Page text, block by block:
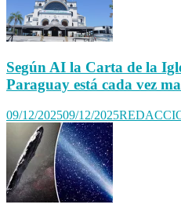
Según AI la Carta de la
Paraguay está cada vez
09/12/202509/12/2025